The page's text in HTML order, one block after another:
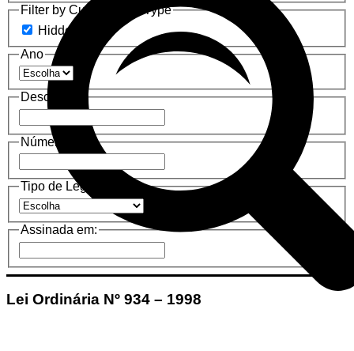
Filter by Custom Post Type
Hidden label
Ano
Descrição
Número
Tipo de Legislação
Assinada em:
Lei Ordinária Nº 934 – 1998